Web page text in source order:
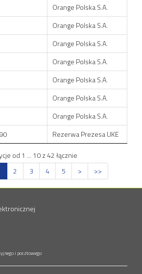
Orange Polska S.A.
Orange Polska S.A.
Orange Polska S.A.
Orange Polska S.A.
Orange Polska S.A.
Orange Polska S.A.
Orange Polska S.A.
Rezerwa Prezesa UKE
od 1 ... 10 z 42 łącznie
2 3 4 5 > >>
i pocztowego